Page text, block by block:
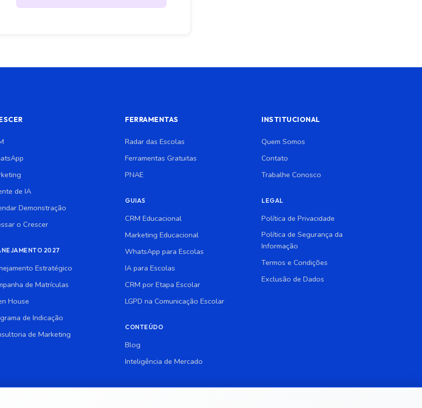
de IA
Demonstração
o Crescer
2027
Estratégico
de Matrículas
House
de Indicação
de Marketing
FERRAMENTAS
Radar das Escolas
Ferramentas Gratuitas
PNAE
GUIAS
CRM Educacional
Marketing Educacional
WhatsApp para Escolas
IA para Escolas
CRM por Etapa Escolar
LGPD na Comunicação Escolar
CONTEÚDO
Blog
Inteligência de Mercado
INSTITUCIONAL
Quem Somos
Contato
Trabalhe Conosco
LEGAL
Política de Privacidade
Política de Segurança da
Informação
Termos e Condições
Exclusão de Dados